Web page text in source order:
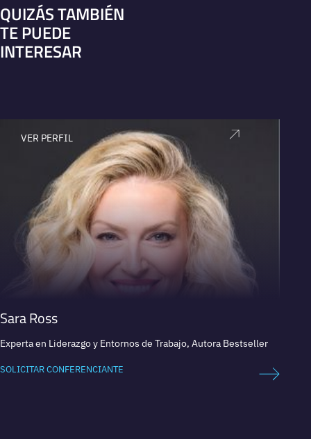
QUIZÁS TAMBIÉN
TE PUEDE
INTERESAR
VER PERFIL
Sara Ross
Experta en Liderazgo y Entornos de Trabajo, Autora Bestseller
SOLICITAR CONFERENCIANTE